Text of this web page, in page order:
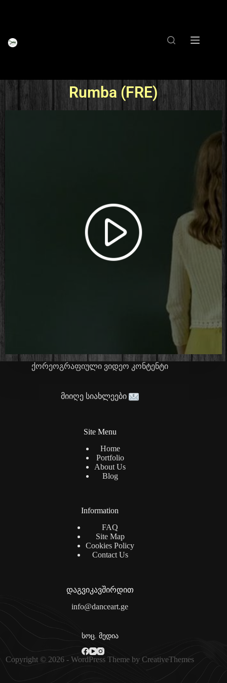
Rumba (FRE)
ქორეოგრაფიული ვიდეო კონტენტი
მიიღე სიახლეები
Site Menu
Home
Portfolio
About Us
Blog
Information
FAQ
Site Map
Cookies Policy
Contact Us
დაგვიკავშირდით
info@danceart.ge
სოც. მედია
Copyright © 2026 - WordPress Theme by CreativeThemes